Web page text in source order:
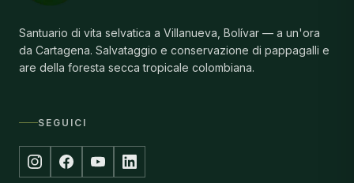
Santuario di vita selvatica a Villanueva, Bolívar — a un'ora
da Cartagena. Salvataggio e conservazione di pappagalli e
are della foresta secca tropicale colombiana.
SEGUICI